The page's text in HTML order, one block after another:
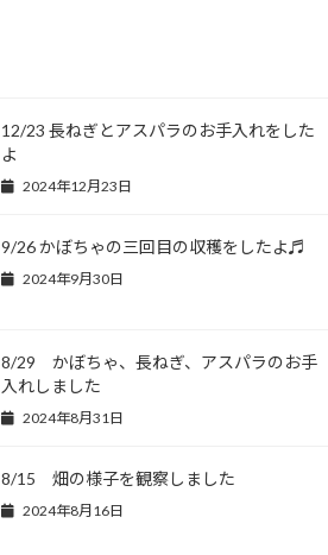
12/23 長ねぎとアスパラのお手入れをした
よ
2024年12月23日
9/26 かぼちゃの三回目の収穫をしたよ♬
2024年9月30日
8/29 かぼちゃ、長ねぎ、アスパラのお手
入れしました
2024年8月31日
8/15 畑の様子を観察しました
2024年8月16日